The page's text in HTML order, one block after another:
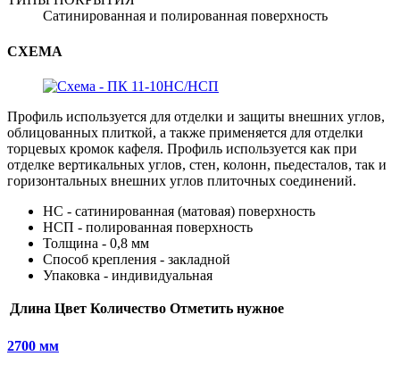
Сатинированная и полированная поверхность
СХЕМА
Профиль используется для отделки и защиты внешних углов,
облицованных плиткой, а также применяется для отделки
торцевых кромок кафеля. Профиль используется как при
отделке вертикальных углов, стен, колонн, пьедесталов, так и
горизонтальных внешних углов плиточных соединений.
НС - сатинированная (матовая) поверхность
НСП - полированная поверхность
Толщина - 0,8 мм
Способ крепления - закладной
Упаковка - индивидуальная
Длина Цвет Количество Отметить нужное
2700 мм